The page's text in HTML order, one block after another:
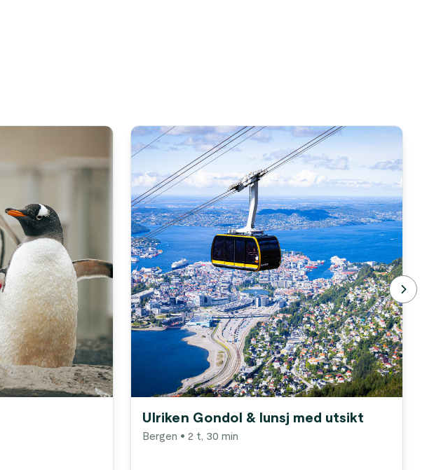
Ulriken Gondol & lunsj med utsikt
Bergen • 2 t, 30 min